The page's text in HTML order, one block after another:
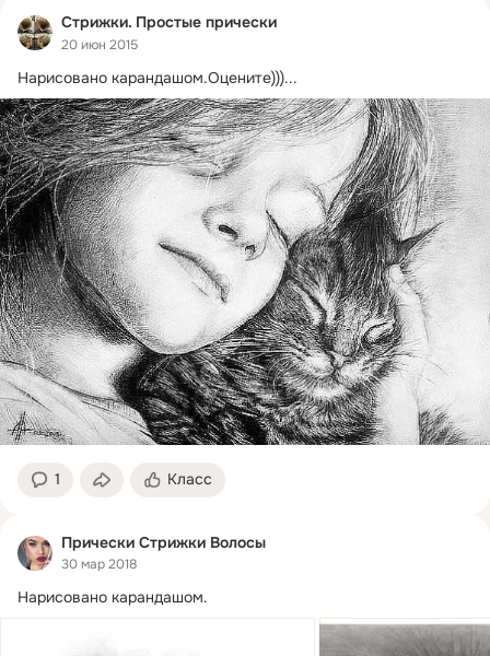
Стрижки. Простые прически
20 июн 2015
Нарисовано карандашом.Оцените)))...
1 Класс
Прически Стрижки Волосы
30 мар 2018
Нарисовано карандашом.